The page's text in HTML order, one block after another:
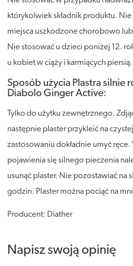
którykolwiek składnik produktu. Nie
miejsca uszkodzone chorobowo
Nie stosować u dzieci poniżej 12.
u kobiet w ciąży i karmiących piersią.
Sposób użycia Plastra silnie
Diabolo Ginger Active:
Tylko do użytku zewnętrznego.
następnie plaster przykleić na
zastosowaniu dokładnie umyć
pojawienia się silnego pieczenia
usunąć plaster. Nie pozostawiać na
godzin. Plaster można pociąć na
Producent: Diather
Napisz swoją opinię